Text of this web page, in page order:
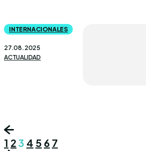
INTERNACIONALES
27.08.2025
ACTUALIDAD
1 2 3 4 5 6 7